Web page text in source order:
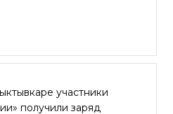
участники
получили заряд